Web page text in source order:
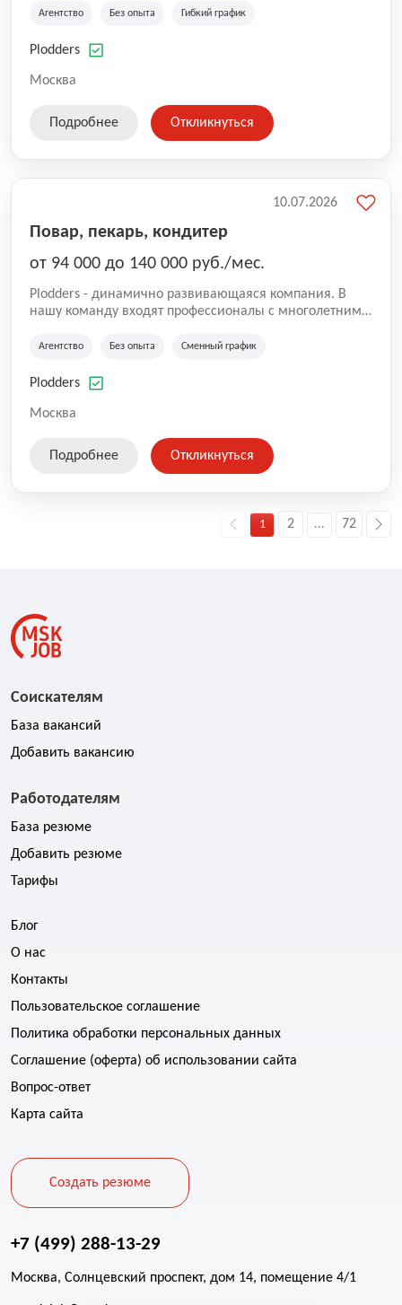
на рынке аутсорсинга, а накопленный опыт позволяют
оказываемых услуг.
Агентство Без опыта Гибкий график
Plodders
Москва
Подробнее Откликнуться
Повар, пекарь, кондитер
от 94 000 до 140 000 руб./мес.
Plodders - динамично развивающаяся компания. В
нашу команду входят профессионалы с многолетним
на рынке аутсорсинга, а накопленный опыт позволяют
оказываемых услуг.
Агентство Без опыта Сменный график
Plodders
Москва
10.07.2026
Подробнее Откликнуться
1 2 ... 72
Соискателям
База вакансий
Добавить вакансию
Работодателям
База резюме
Добавить резюме
Тарифы
Блог
О нас
Контакты
Пользовательское соглашение
Политика обработки персональных данных
Соглашение (оферта) об использовании сайта
Вопрос-ответ
Карта сайта
Создать резюме
+7 (499) 288-13-29
Москва, Солнцевский проспект, дом 14, помещение 4/1